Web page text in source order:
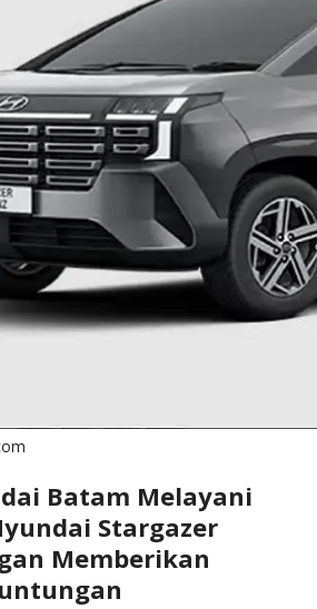
Batam Melayani
Stargazer
Memberikan